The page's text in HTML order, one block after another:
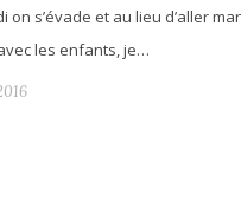
on s’évade et au lieu d’aller
les enfants, je…